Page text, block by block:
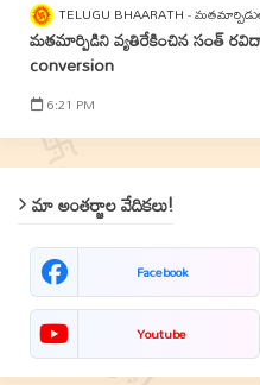
TELUGU BHAARATH
మతమార్పిడిని వ్యతిరేకించిన సంత్‌
conversion
6:21 PM
మా అంతర్జాల వేదికలు!
Facebook
Youtube